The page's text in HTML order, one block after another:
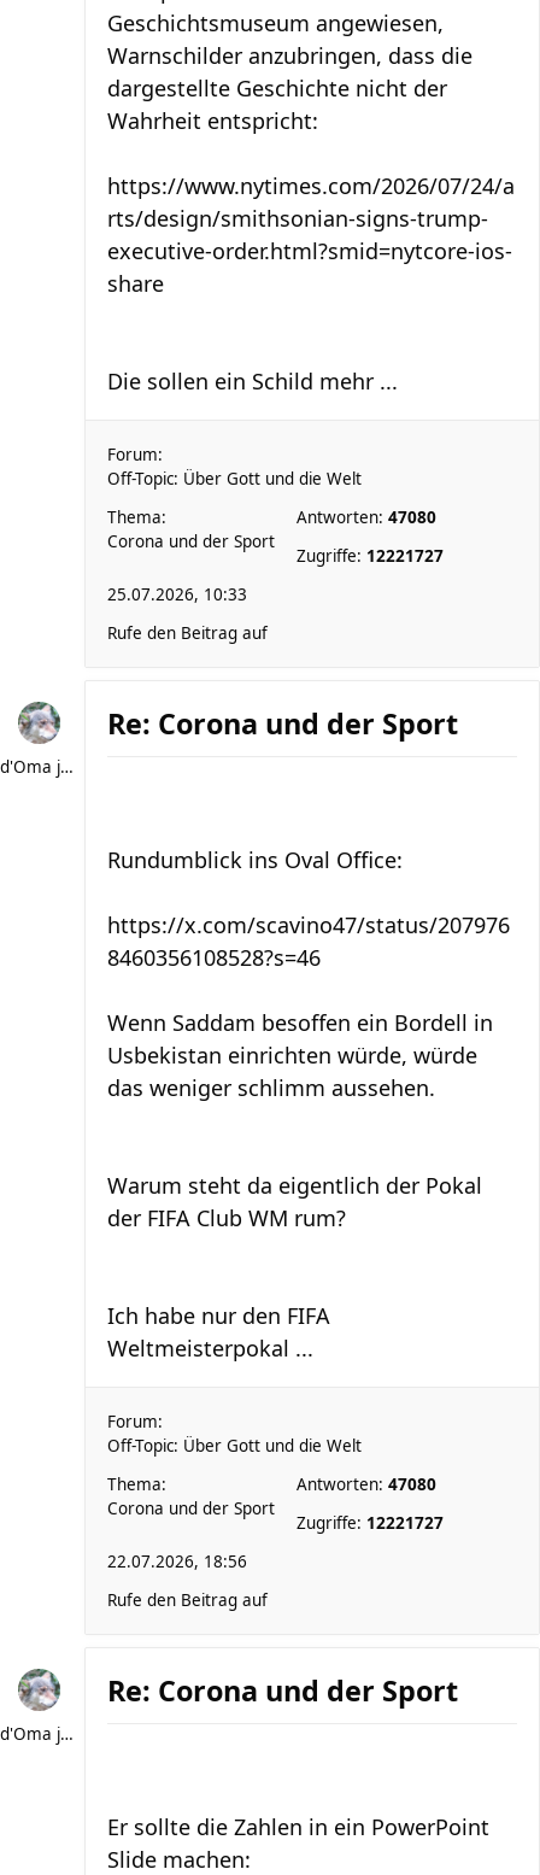
Geschichtsmuseum angewiesen,
Warnschilder anzubringen, dass die
dargestellte Geschichte nicht der
Wahrheit entspricht:
https://www.nytimes.com/2026/07/24/a
rts/design/smithsonian-signs-trump-
executive-order.html?smid=nytcore-ios-
share
Die sollen ein Schild mehr ...
Forum:
Off-Topic: Über Gott und die Welt
Thema:
Corona und der Sport
Antworten: 47080
Zugriffe: 12221727
25.07.2026, 10:33
Rufe den Beitrag auf
d'Oma joggt
Re: Corona und der Sport
Rundumblick ins Oval Office:
https://x.com/scavino47/status/207976
8460356108528?s=46
Wenn Saddam besoffen ein Bordell in
Usbekistan einrichten würde, würde
das weniger schlimm aussehen.
Warum steht da eigentlich der Pokal
der FIFA Club WM rum?
Ich habe nur den FIFA
Weltmeisterpokal ...
Forum:
Off-Topic: Über Gott und die Welt
Thema:
Corona und der Sport
Antworten: 47080
Zugriffe: 12221727
22.07.2026, 18:56
Rufe den Beitrag auf
d'Oma joggt
Re: Corona und der Sport
Er sollte die Zahlen in ein PowerPoint
Slide machen: